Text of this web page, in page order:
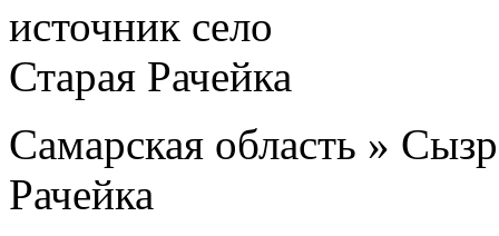
Самарская область »
Рачейка